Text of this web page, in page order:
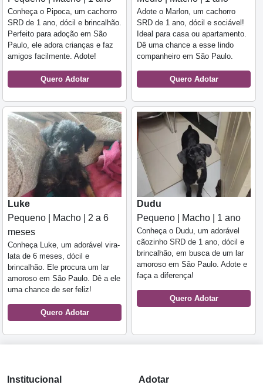
Conheça o Pipoca, um cachorro
SRD de 1 ano, dócil e brincalhão.
Perfeito para adoção em São
Paulo, ele adora crianças e faz
amigos facilmente. Adote!
Quero Adotar
Adote o Marlon, um cachorro
SRD de 1 ano, dócil e sociável!
Ideal para casa ou apartamento.
Dê uma chance a esse lindo
companheiro em São Paulo.
Quero Adotar
Luke
Pequeno | Macho | 2 a 6
meses
Conheça Luke, um adorável vira-
lata de 6 meses, dócil e
brincalhão. Ele procura um lar
amoroso em São Paulo. Dê a ele
uma chance de ser feliz!
Quero Adotar
Dudu
Pequeno | Macho | 1 ano
Conheça o Dudu, um adorável
cãozinho SRD de 1 ano, dócil e
brincalhão, em busca de um lar
amoroso em São Paulo. Adote e
faça a diferença!
Quero Adotar
Institucional
Adotar